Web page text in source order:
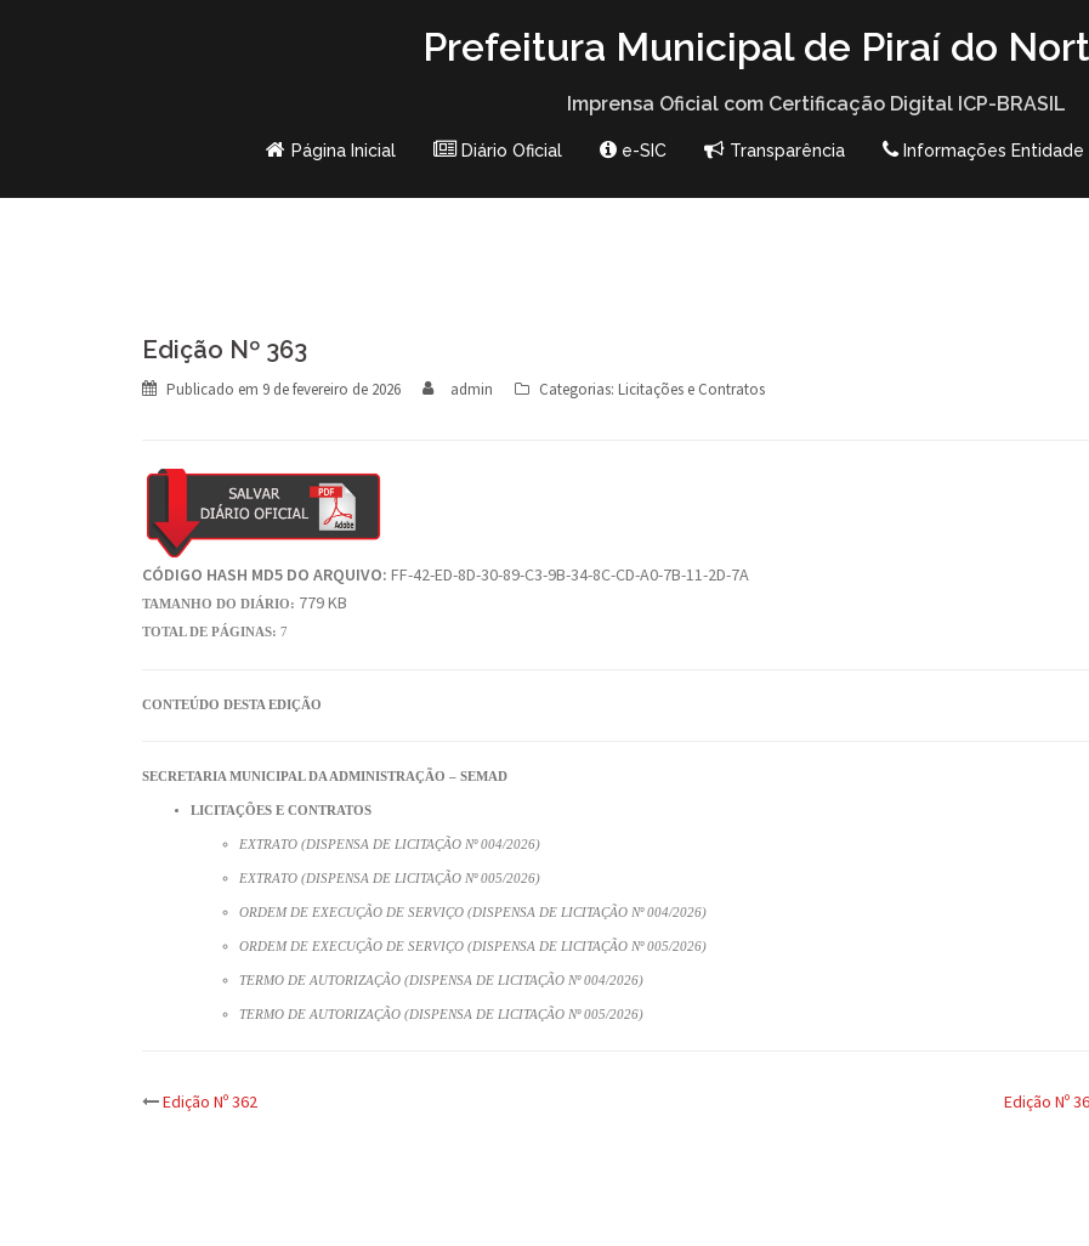
Prefeitura Municipal de Piraí do
Imprensa Oficial com Certificação Digital ICP-BRASIL
Página Inicial Diário Oficial e-SIC Transparência Informações Entidade
Edição Nº 363
Publicado em 9 de fevereiro de 2026 admin Categorias: Licitações e Contratos
CÓDIGO HASH MD5 DO ARQUIVO: FF-42-ED-8D-30-89-C3-9B-34-8C-CD-A0-7B-11-2D-7A
TAMANHO DO DIÁRIO: 779 KB
TOTAL DE PÁGINAS: 7
CONTEÚDO DESTA EDIÇÃO
SECRETARIA MUNICIPAL DA ADMINISTRAÇÃO – SEMAD
LICITAÇÕES E CONTRATOS
EXTRATO (DISPENSA DE LICITAÇÃO Nº 004/2026)
EXTRATO (DISPENSA DE LICITAÇÃO Nº 005/2026)
ORDEM DE EXECUÇÃO DE SERVIÇO (DISPENSA DE LICITAÇÃO Nº 004/2026)
ORDEM DE EXECUÇÃO DE SERVIÇO (DISPENSA DE LICITAÇÃO Nº 005/2026)
TERMO DE AUTORIZAÇÃO (DISPENSA DE LICITAÇÃO Nº 004/2026)
TERMO DE AUTORIZAÇÃO (DISPENSA DE LICITAÇÃO Nº 005/2026)
Post
Edição Nº 362 Edição Nº